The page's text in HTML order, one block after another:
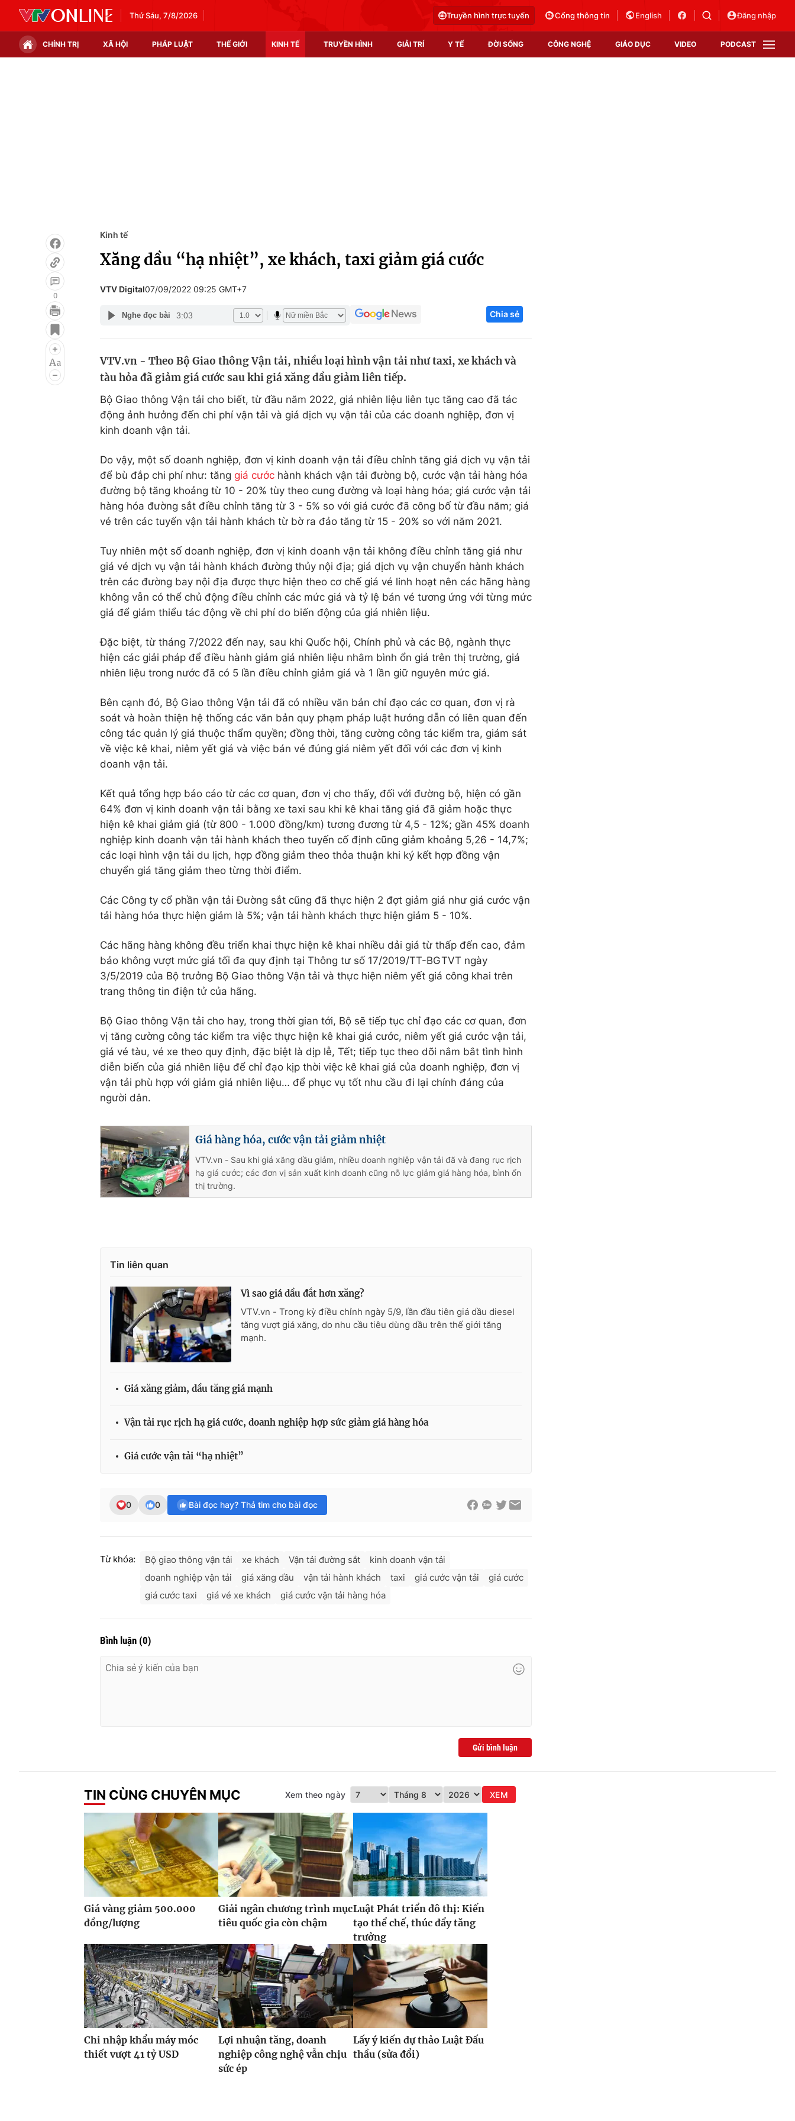
Thứ Sáu, 7/8/2026 Truyền hình trực tuyến Cổng thông tin English Đăng nhập
CHÍNH TRỊ XÃ HỘI PHÁP LUẬT THẾ GIỚI KINH TẾ TRUYỀN HÌNH GIẢI TRÍ Y TẾ ĐỜI SỐNG CÔNG NGHỆ GIÁO DỤC VIDEO PODCAST
Infographic
Điện ảnh
Âm nhạc
Làm đẹp
Giáo dục
Học trực tuyến
Công nghệ
Sản phẩm
Tư vấn
0
Kinh tế
Xăng dầu “hạ nhiệt”, xe khách, taxi giảm giá cước
VTV Digital07/09/2022 09:25 GMT+7
Nghe đọc bài 3:03 Chia sẻ
VTV.vn - Theo Bộ Giao thông Vận tải, nhiều loại hình vận tải như taxi, xe khách và
tàu hỏa đã giảm giá cước sau khi giá xăng dầu giảm liên tiếp.
Bộ Giao thông Vận tải cho biết, từ đầu năm 2022, giá nhiên liệu liên tục tăng cao đã tác
động ảnh hưởng đến chi phí vận tải và giá dịch vụ vận tải của các doanh nghiệp, đơn vị
kinh doanh vận tải.
Do vậy, một số doanh nghiệp, đơn vị kinh doanh vận tải điều chỉnh tăng giá dịch vụ vận tải
để bù đắp chi phí như: tăng giá cước hành khách vận tải đường bộ, cước vận tải hàng hóa
đường bộ tăng khoảng từ 10 - 20% tùy theo cung đường và loại hàng hóa; giá cước vận tải
hàng hóa đường sắt điều chỉnh tăng từ 3 - 5% so với giá cước đã công bố từ đầu năm; giá
vé trên các tuyến vận tải hành khách từ bờ ra đảo tăng từ 15 - 20% so với năm 2021.
Tuy nhiên một số doanh nghiệp, đơn vị kinh doanh vận tải không điều chỉnh tăng giá như
giá vé dịch vụ vận tải hành khách đường thủy nội địa; giá dịch vụ vận chuyển hành khách
trên các đường bay nội địa được thực hiện theo cơ chế giá vé linh hoạt nên các hãng hàng
không vẫn có thể chủ động điều chỉnh các mức giá và tỷ lệ bán vé tương ứng với từng mức
giá để giảm thiểu tác động về chi phí do biến động của giá nhiên liệu.
Đặc biệt, từ tháng 7/2022 đến nay, sau khi Quốc hội, Chính phủ và các Bộ, ngành thực
hiện các giải pháp để điều hành giảm giá nhiên liệu nhằm bình ổn giá trên thị trường, giá
nhiên liệu trong nước đã có 5 lần điều chỉnh giảm giá và 1 lần giữ nguyên mức giá.
Bên cạnh đó, Bộ Giao thông Vận tải đã có nhiều văn bản chỉ đạo các cơ quan, đơn vị rà
soát và hoàn thiện hệ thống các văn bản quy phạm pháp luật hướng dẫn có liên quan đến
công tác quản lý giá thuộc thẩm quyền; đồng thời, tăng cường công tác kiểm tra, giám sát
về việc kê khai, niêm yết giá và việc bán vé đúng giá niêm yết đối với các đơn vị kinh
doanh vận tải.
Kết quả tổng hợp báo cáo từ các cơ quan, đơn vị cho thấy, đối với đường bộ, hiện có gần
64% đơn vị kinh doanh vận tải bằng xe taxi sau khi kê khai tăng giá đã giảm hoặc thực
hiện kê khai giảm giá (từ 800 - 1.000 đồng/km) tương đương từ 4,5 - 12%; gần 45% doanh
nghiệp kinh doanh vận tải hành khách theo tuyến cố định cũng giảm khoảng 5,26 - 14,7%;
các loại hình vận tải du lịch, hợp đồng giảm theo thỏa thuận khi ký kết hợp đồng vận
chuyển giá tăng giảm theo từng thời điểm.
Các Công ty cổ phần vận tải Đường sắt cũng đã thực hiện 2 đợt giảm giá như giá cước vận
tải hàng hóa thực hiện giảm là 5%; vận tải hành khách thực hiện giảm 5 - 10%.
Các hãng hàng không đều triển khai thực hiện kê khai nhiều dải giá từ thấp đến cao, đảm
bảo không vượt mức giá tối đa quy định tại Thông tư số 17/2019/TT-BGTVT ngày
3/5/2019 của Bộ trưởng Bộ Giao thông Vận tải và thực hiện niêm yết giá công khai trên
trang thông tin điện tử của hãng.
Bộ Giao thông Vận tải cho hay, trong thời gian tới, Bộ sẽ tiếp tục chỉ đạo các cơ quan, đơn
vị tăng cường công tác kiểm tra việc thực hiện kê khai giá cước, niêm yết giá cước vận tải,
giá vé tàu, vé xe theo quy định, đặc biệt là dịp lễ, Tết; tiếp tục theo dõi nắm bắt tình hình
diễn biến của giá nhiên liệu để chỉ đạo kịp thời việc kê khai giá của doanh nghiệp, đơn vị
vận tải phù hợp với giảm giá nhiên liệu… để phục vụ tốt nhu cầu đi lại chính đáng của
người dân.
Giá hàng hóa, cước vận tải giảm nhiệt
VTV.vn - Sau khi giá xăng dầu giảm, nhiều doanh nghiệp vận tải đã và đang rục rịch
hạ giá cước; các đơn vị sản xuất kinh doanh cũng nỗ lực giảm giá hàng hóa, bình ổn
thị trường.
Tin liên quan
Vì sao giá dầu đắt hơn xăng?
VTV.vn - Trong kỳ điều chỉnh ngày 5/9, lần đầu tiên giá dầu diesel
tăng vượt giá xăng, do nhu cầu tiêu dùng dầu trên thế giới tăng
mạnh.
Giá xăng giảm, dầu tăng giá mạnh
Vận tải rục rịch hạ giá cước, doanh nghiệp hợp sức giảm giá hàng hóa
Giá cước vận tải “hạ nhiệt”
0 0 Bài đọc hay? Thả tim cho bài đọc
Từ khóa: Bộ giao thông vận tải xe khách Vận tải đường sắt
kinh doanh vận tải
doanh nghiệp vận tải
giá xăng dầu vận tải hành khách taxi giá cước vận tải
giá cước
giá cước taxi
giá vé xe khách giá cước vận tải hàng hóa
Bình luận (0)
Gửi bình luận
TIN CÙNG CHUYÊN MỤC Xem theo ngày XEM
Giá vàng giảm 500.000
đồng/lượng
Giải ngân chương trình mục
tiêu quốc gia còn chậm
Luật Phát triển đô thị: Kiến
tạo thể chế, thúc đẩy tăng
trưởng
Chi nhập khẩu máy móc
thiết vượt 41 tỷ USD
Lợi nhuận tăng, doanh
nghiệp công nghệ vẫn chịu
sức ép
Lấy ý kiến dự thảo Luật Đấu
thầu (sửa đổi)